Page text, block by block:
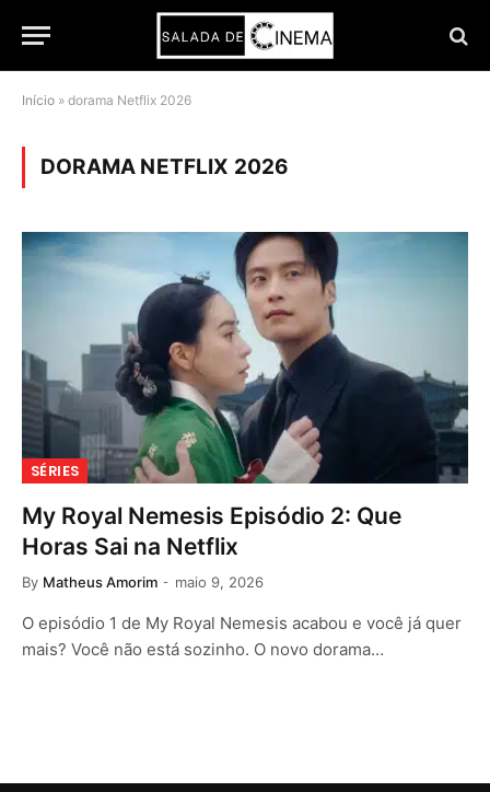
Início » dorama Netflix 2026
DORAMA NETFLIX 2026
SÉRIES
My Royal Nemesis Episódio 2: Que
Horas Sai na Netflix
By Matheus Amorim maio 9, 2026
O episódio 1 de My Royal Nemesis acabou e você já quer
mais? Você não está sozinho. O novo dorama…